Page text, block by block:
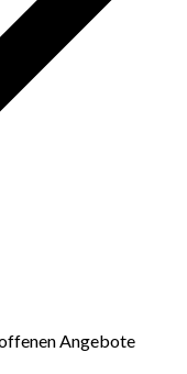
Angebote